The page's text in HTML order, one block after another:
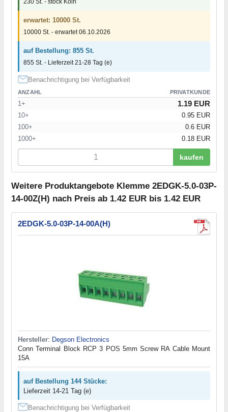
230 St. - stock Köln
erwartet: 10000 St.
10000 St. - erwartet 06.10.2026
auf Bestellung: 855 St.
855 St. - Lieferzeit 21-28 Tag (e)
Benachrichtigung bei Verfügbarkeit
ANZAHL PRIVATKUNDE
1+ 1.19 EUR
10+
0.95 EUR
100+
0.6 EUR
1000+
0.18 EUR
kaufen
Weitere Produktangebote Klemme 2EDGK-5.0-03P-
14-00Z(H) nach Preis ab 1.42 EUR bis 1.42 EUR
2EDGK-5.0-03P-14-00A(H)
Hersteller: Degson Electronics
Conn Terminal Block RCP 3 POS 5mm Screw RA Cable Mount
15A
auf Bestellung 144 Stücke:
Lieferzeit 14-21 Tag (e)
Benachrichtigung bei Verfügbarkeit